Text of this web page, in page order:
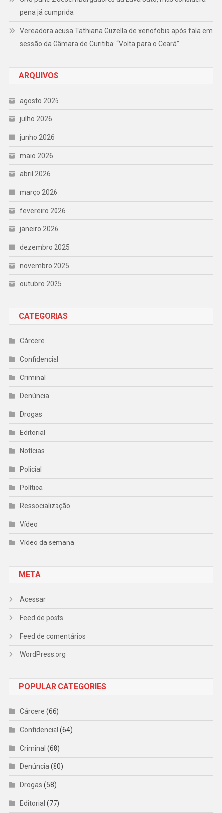
pena já cumprida
Vereadora acusa Tathiana Guzella de xenofobia após fala em
sessão da Câmara de Curitiba: “Volta para o Ceará”
ARQUIVOS
agosto 2026
julho 2026
junho 2026
maio 2026
abril 2026
março 2026
fevereiro 2026
janeiro 2026
dezembro 2025
novembro 2025
outubro 2025
CATEGORIAS
Cárcere
Confidencial
Criminal
Denúncia
Drogas
Editorial
Notícias
Policial
Política
Ressocialização
Vídeo
Vídeo da semana
META
Acessar
Feed de posts
Feed de comentários
WordPress.org
POPULAR CATEGORIES
Cárcere (66)
Confidencial (64)
Criminal (68)
Denúncia (80)
Drogas (58)
Editorial (77)